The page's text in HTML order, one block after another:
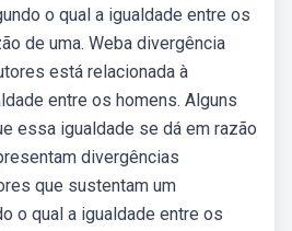
o qual a igualdade entre os
de uma. Weba divergência
está relacionada à
entre os homens. Alguns
essa igualdade se dá em razão
divergências
que sustentam um
o qual a igualdade entre os